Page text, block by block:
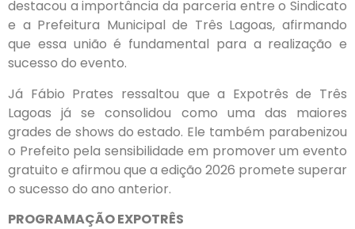
destacou a importância da parceria entre o Sindicato
e a Prefeitura Municipal de Três Lagoas, afirmando
que essa união é fundamental para a realização e
sucesso do evento.
Já Fábio Prates ressaltou que a Expotrês de Três
Lagoas já se consolidou como uma das maiores
grades de shows do estado. Ele também parabenizou
o Prefeito pela sensibilidade em promover um evento
gratuito e afirmou que a edição 2026 promete superar
o sucesso do ano anterior.
PROGRAMAÇÃO EXPOTRÊS